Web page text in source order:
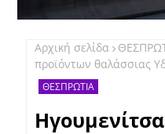
Αρχική σελίδα
προϊόντων θαλάσσιας
ΘΕΣΠΡΩΤΙΑ